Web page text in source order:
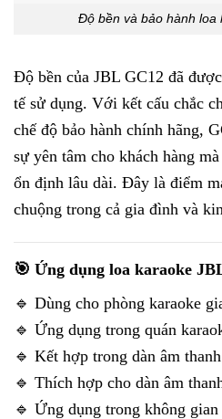
Độ bền và bảo hành loa
Độ bền của JBL GC12 đã
tế sử dụng. Với kết cấu chắc
chế độ bảo hành chính hãng,
sự yên tâm cho khách hàng
ổn định lâu dài. Đây là điểm
chuộng trong cả gia đình và
🎯 Ứng dụng loa karaoke
🔹 Dùng cho phòng karaoke
🔹 Ứng dụng trong quán
🔹 Kết hợp trong dàn âm
🔹 Thích hợp cho dàn âm
🔹 Ứng dụng trong không